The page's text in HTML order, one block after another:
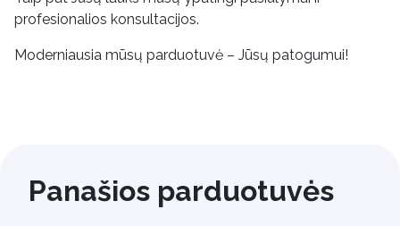
profesionalios konsultacijos.
Moderniausia mūsų parduotuvė – Jūsų patogumui!
Panašios parduotuvės